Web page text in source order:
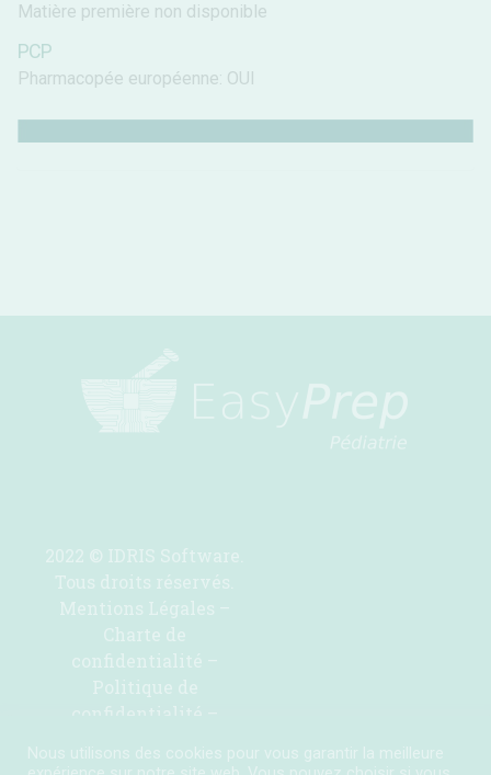
Matière première non disponible
PCP
Pharmacopée européenne: OUI
2022 © IDRIS Software.
Tous droits réservés.
Mentions Légales –
Charte de
confidentialité –
Politique de
ajouter une molécule
Nous utilisons des cookies pour vous garantir la meilleure